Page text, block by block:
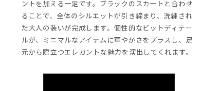
ントを加える一足です。ブラックのスカートと合わせ
ることで、全体のシルエットが引き締まり、洗練され
た大人の装いが完成します。個性的なビットディテー
ルが、ミニマルなアイテムに華やかさをプラスし、足
元から際立つエレガントな魅力を演出してくれます。